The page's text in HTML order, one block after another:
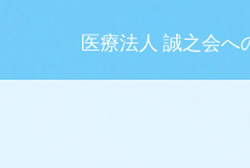
医療法人 誠之会へ